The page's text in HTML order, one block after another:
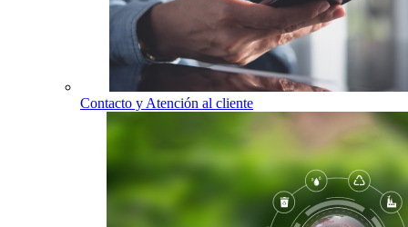
Contacto y Atención al cliente